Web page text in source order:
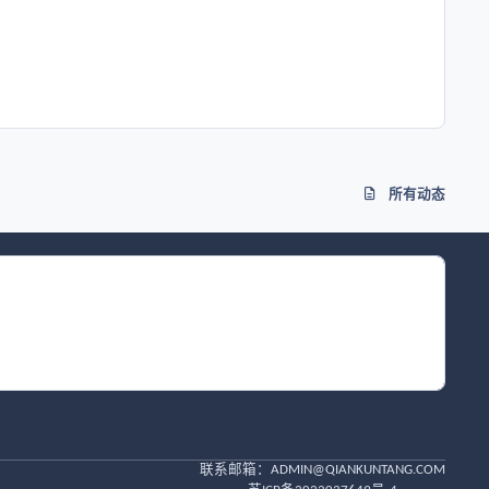
所有动态
联系邮箱： ADMIN@QIANKUNTANG.COM